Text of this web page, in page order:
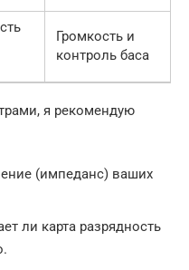
Громкость и
контроль баса
я рекомендую
(импеданс) ваших
ли карта разрядность